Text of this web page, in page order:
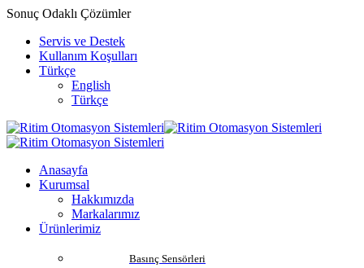
Skip
main
content
Sonuç Odaklı Çözümler
Servis ve Destek
Kullanım Koşulları
Türkçe
English
Türkçe
search
Menu
Anasayfa
Kurumsal
Hakkımızda
Markalarımız
Ürünlerimiz
Basınç Sensörleri